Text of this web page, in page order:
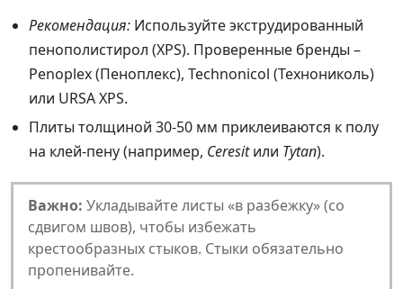
Рекомендация: Используйте экструдированный
пенополистирол (XPS). Проверенные бренды –
Penoplex (Пеноплекс), Technonicol (Технониколь)
или URSA XPS.
Плиты толщиной 30-50 мм приклеиваются к полу
на клей-пену (например, Ceresitили Tytan).
Важно: Укладывайте листы «в разбежку» (со
сдвигом швов), чтобы избежать
крестообразных стыков. Стыки обязательно
пропенивайте.